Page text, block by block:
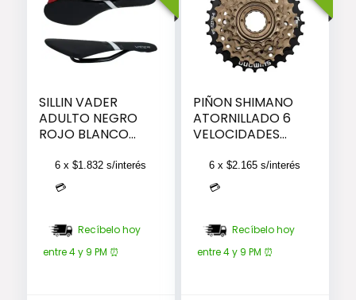
SILLIN VADER
ADULTO NEGRO
ROJO BLANCO
CARRO VD
6 x $1.832s/interés
💳
Recíbelo hoy
entre 4 y 9 PM ⏰
PIÑON SHIMANO
ATORNILLADO 6
VELOCIDADES
6 x $2.165s/interés
💳
Recíbelo hoy
entre 4 y 9 PM ⏰